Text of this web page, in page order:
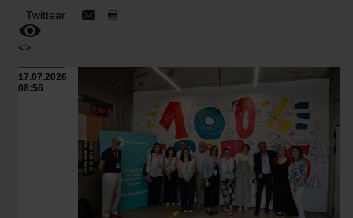
Twittear
<>
17.07.2026
08:56